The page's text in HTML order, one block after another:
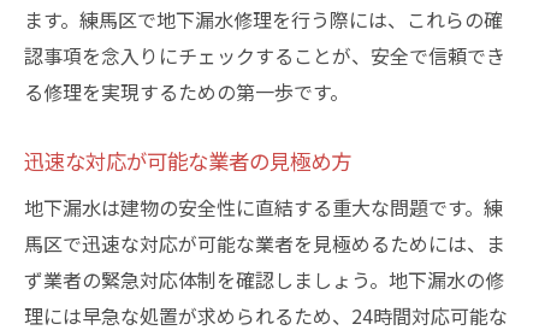
ます。練馬区で地下漏水修理を行う際には、これらの確
認事項を念入りにチェックすることが、安全で信頼でき
る修理を実現するための第一歩です。
迅速な対応が可能な業者の見極め方
地下漏水は建物の安全性に直結する重大な問題です。練
馬区で迅速な対応が可能な業者を見極めるためには、ま
ず業者の緊急対応体制を確認しましょう。地下漏水の修
理には早急な処置が求められるため、24時間対応可能な